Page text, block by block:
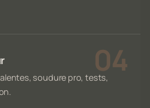
soudure pro, tests,